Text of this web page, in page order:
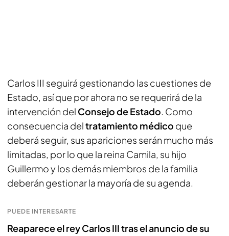
Carlos III seguirá gestionando las cuestiones de
Estado, así que por ahora no se requerirá de la
intervención del Consejo de Estado. Como
consecuencia deltratamiento médico que
deberá seguir, sus apariciones serán mucho más
limitadas, por lo que la reina Camila, su hijo
Guillermo y los demás miembros de la familia
deberán gestionar la mayoría de su agenda.
PUEDE INTERESARTE
Reaparece el rey Carlos III tras el anuncio de su